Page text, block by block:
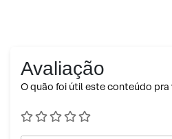
Avaliação
O quão foi útil este conteúdo pra